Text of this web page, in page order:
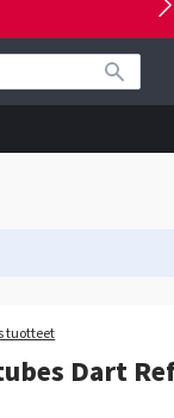
tuotteet
Dart